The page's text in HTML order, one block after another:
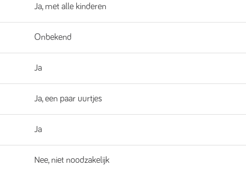
Ja, met alle kinderen
Onbekend
Ja
Ja, een paar uurtjes
Ja
Nee, niet noodzakelijk